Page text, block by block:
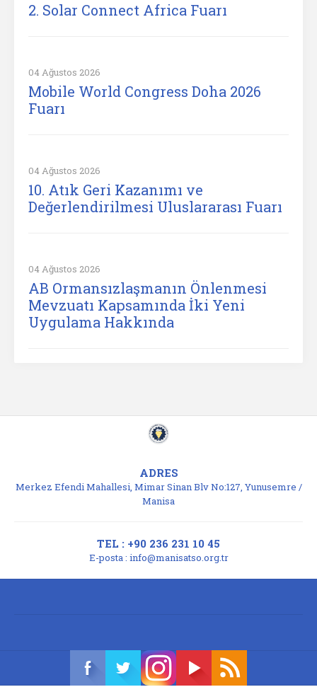
2. Solar Connect Africa Fuarı
04 Ağustos 2026
Mobile World Congress Doha 2026
Fuarı
04 Ağustos 2026
10. Atık Geri Kazanımı ve
Değerlendirilmesi Uluslararası Fuarı
04 Ağustos 2026
AB Ormansızlaşmanın Önlenmesi
Mevzuatı Kapsamında İki Yeni
Uygulama Hakkında
ADRES
Merkez Efendi Mahallesi, Mimar Sinan Blv No:127, Yunusemre /
Manisa
TEL : +90 236 231 10 45
E-posta : info@manisatso.org.tr